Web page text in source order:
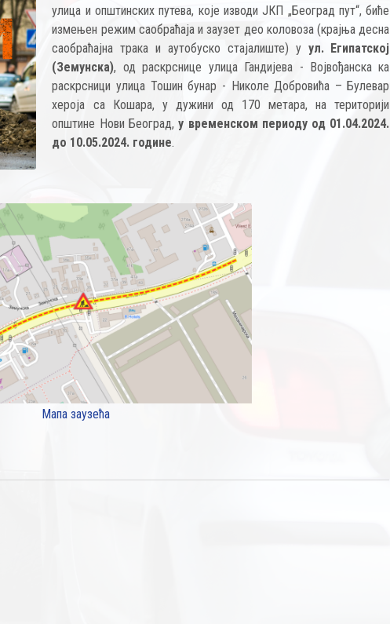
улица и општинских путева, које изводи ЈКП „Београд пут“, биће
измењен режим саобраћаја и заузет део коловоза (крајња десна
саобраћајна трака и аутобуско стајалиште) у ул. Египатској
(Земунска), од раскрснице улица Гандијева - Војвођанска ка
раскрсници улица Тошин бунар - Николе Добровића – Булевар
хероја са Кошара, у дужини од 170 метара, на територији
општине Нови Београд,у временском периоду од 01.04.2024.
до 10.05.2024. године.
Мапа заузећа